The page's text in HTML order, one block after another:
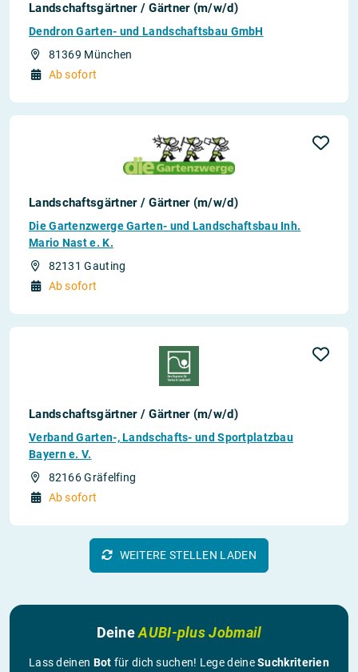
Landschaftsgärtner / Gärtner (m/w/d)
Dendron Garten- und Landschaftsbau GmbH
81369 München
Ab sofort
Landschaftsgärtner / Gärtner (m/w/d)
Die Gartenzwerge Garten- und Landschaftsbau Inh.
Mario Nast e. K.
82131 Gauting
Ab sofort
Landschaftsgärtner / Gärtner (m/w/d)
Verband Garten-, Landschafts- und Sportplatzbau
Bayern e. V.
82166 Gräfelfing
Ab sofort
WEITERE STELLEN LADEN
DeineAUBI-plus Jobmail
Lass deinen Bot für dich suchen! Lege deineSuchkriterien